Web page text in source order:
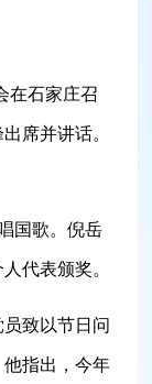
石家庄召
席并讲话。
国歌。倪岳
代表颁奖。
致以节日问
指出，今年